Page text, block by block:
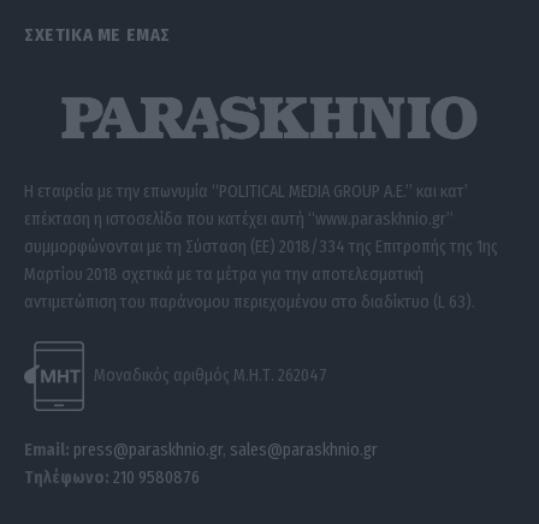
ΣΧΕΤΙΚΑ ΜΕ ΕΜΑΣ
Η εταιρεία με την επωνυμία “POLITICAL MEDIA GROUP A.E.” και κατ’
επέκταση η ιστοσελίδα που κατέχει αυτή “www.paraskhnio.gr”
συμμορφώνονται με τη Σύσταση (ΕΕ) 2018/334 της Επιτροπής της 1ης
Μαρτίου 2018 σχετικά με τα μέτρα για την αποτελεσματική
αντιμετώπιση του παράνομου περιεχομένου στο διαδίκτυο (L 63).
Μοναδικός αριθμός Μ.Η.Τ. 262047
Email: press@paraskhnio.gr, sales@paraskhnio.gr
Τηλέφωνο: 210 9580876